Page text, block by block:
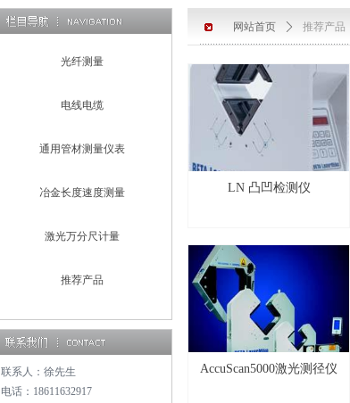
光纤测量
电线电缆
通用管材测量仪表
冶金长度速度测量
激光万分尺计量
推荐产品
联系人：徐先生
电话：18611632917
网站首页 ꄲ 推荐产品
LN 凸凹检测仪
AccuScan5000激光测径仪